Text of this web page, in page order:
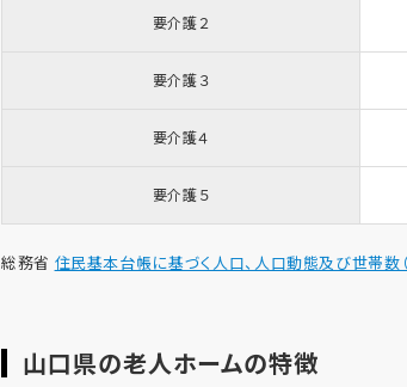
要介護２
要介護３
要介護４
要介護５
総務省 住民基本台帳に基づく人口、人口動態及び世帯数
山口県の老人ホームの特徴